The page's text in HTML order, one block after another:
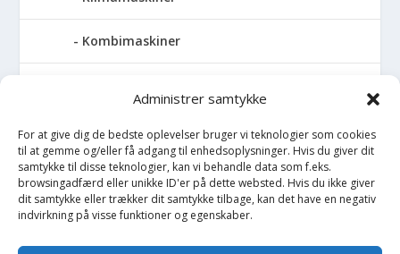
Administrer samtykke
For at give dig de bedste oplevelser bruger vi teknologier som cookies
til at gemme og/eller få adgang til enhedsoplysninger. Hvis du giver dit
samtykke til disse teknologier, kan vi behandle data som f.eks.
browsingadfærd eller unikke ID'er på dette websted. Hvis du ikke giver
dit samtykke eller trækker dit samtykke tilbage, kan det have en negativ
indvirkning på visse funktioner og egenskaber.
Kombimaskiner
Pressemaskiner
Save
Slibemaskiner